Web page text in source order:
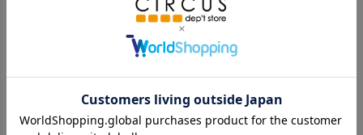
セールについての注意事項